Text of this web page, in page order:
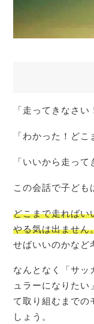
「走ってきなさい
「わかった！どこ
「いいから走って
この会話で子ども
どこまで走ればい
やる気は出ません
せばいいのかなど
なんとなく「サッ
ュラーになりた
て取り組むまでの
しょう。